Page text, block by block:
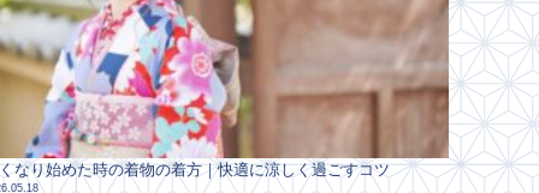
なり始めた時の着物の着方｜快適に涼しく過ごすコツ